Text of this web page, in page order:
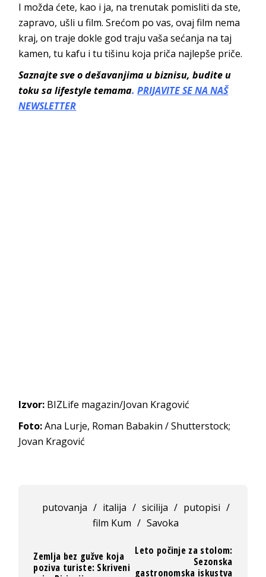
I možda ćete, kao i ja, na trenutak pomisliti da ste,
zapravo, ušli u film. Srećom po vas, ovaj film nema
kraj, on traje dokle god traju vaša sećanja na taj
kamen, tu kafu i tu tišinu koja priča najlepše priče.
Saznajte sve o dešavanjima u biznisu, budite u
toku sa lifestyle temama.PRIJAVITE SE NA NAŠ
NEWSLETTER
Izvor: BIZLife magazin/Jovan Kragović
Foto:Ana Lurje, Roman Babakin / Shutterstock;
Jovan Kragović
putovanja / italija / sicilija / putopisi /
film Kum / Savoka
Zemlja bez gužve koja
poziva turiste: Skriveni
Leto počinje za stolom:
Sezonska
gastronomska iskustva